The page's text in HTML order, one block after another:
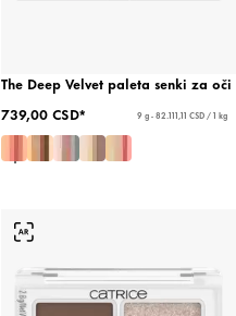
The Deep Velvet paleta senki za oči
739,00 CSD*
9 g - 82.111,11 CSD / 1 kg